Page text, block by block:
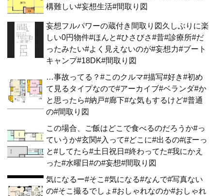
構難しい#妄想生活#間取り図
妄想フルパワーの蔵付き間取り図久しぶりに楽
しい0円物件#ほんと#ひさびさ#昔#診療所#だ
ったみたい#よく見えないのが#妄想力#ブート
キャンプ#18DK#間取り図
…事故ってる？#このクルマ#描写#好き#初め
て見るタイプなので#アーカイブ#ベランダ#か
と思ったら#納戸#廊下#な気もするけど#普通
の#間取り図
この場合、ご飯はどこで食べるのだろうか#っ
ていうか#玄関#入って#どこに#出るの#ぼーっ
と#してたら#土日祝日#終わってた#我にかえ
った#水曜日#の#妄想#間取り図
気になるー#そこ#気になる#なんで#写真ない
の#そこ撮るでしょ#おしゃれなのか#おしゃれ